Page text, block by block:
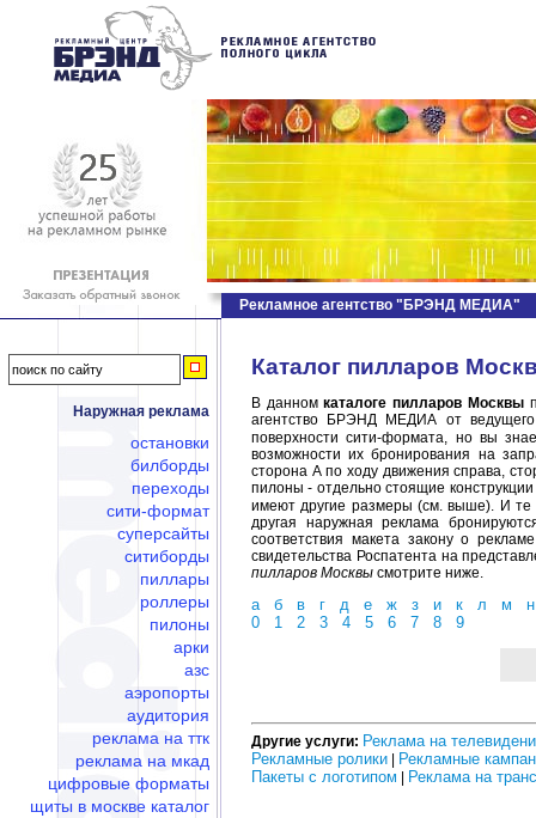
Наружная реклама
остановки
билборды
переходы
сити-формат
суперсайты
ситиборды
пиллары
роллеры
пилоны
арки
азс
аэропорты
аудитория
реклама на ттк
реклама на мкад
цифровые форматы
щиты в москве каталог
Рекламное агентство "БРЭНД МЕДИА"
Каталог пилларов
В данномкаталоге пилларов Москвы
агентство БРЭНД МЕДИА от
поверхности сити-формата, но вы
возможности их бронирования на
сторона А по ходу движения справа,
пилоны - отдельно стоящие
имеют другие размеры (см. выше). И те
другая наружная реклама
соответствия макета закону о
свидетельства Роспатента на
пилларов Москвы смотрите ниже.
а б в г д е ж з и к л м
н
0
1 2 3 4 5 6 7 8 9
Другие услуги: Реклама на
Рекламные ролики
Рекламные
Пакеты с логотипом
Реклама на